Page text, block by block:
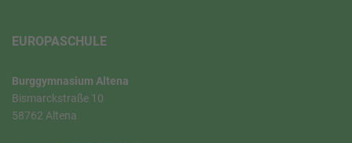
EUROPASCHULE
Burggymnasium Altena
Bismarckstraße 10
58762 Altena